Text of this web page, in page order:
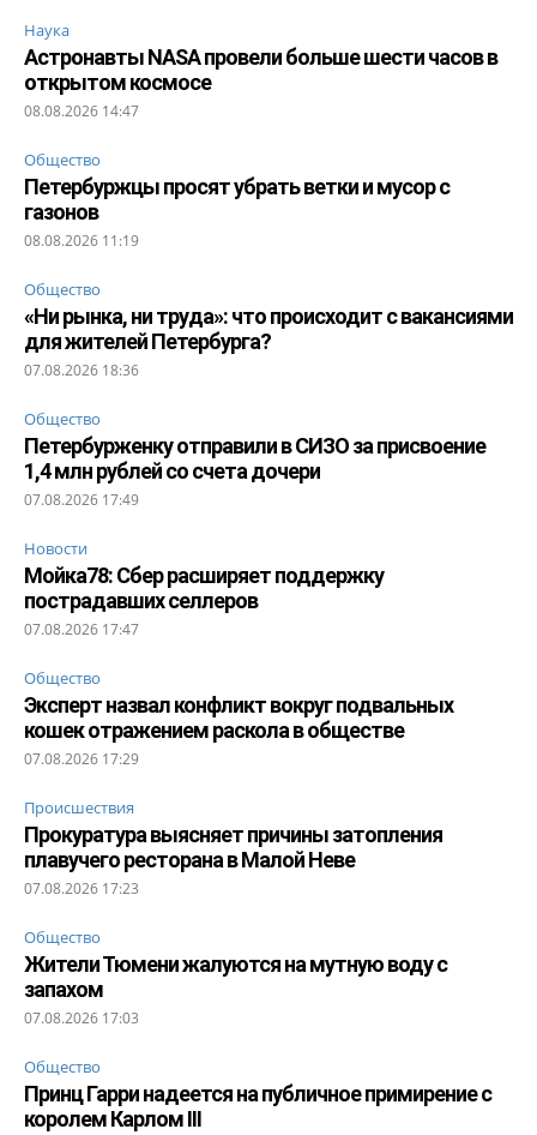
Наука
Астронавты NASA провели больше шести часов в
открытом космосе
08.08.2026 14:47
Общество
Петербуржцы просят убрать ветки и мусор с
газонов
08.08.2026 11:19
Общество
«Ни рынка, ни труда»: что происходит с вакансиями
для жителей Петербурга?
07.08.2026 18:36
Общество
Петербурженку отправили в СИЗО за присвоение
1,4 млн рублей со счета дочери
07.08.2026 17:49
Новости
Мойка78: Сбер расширяет поддержку
пострадавших селлеров
07.08.2026 17:47
Общество
Эксперт назвал конфликт вокруг подвальных
кошек отражением раскола в обществе
07.08.2026 17:29
Происшествия
Прокуратура выясняет причины затопления
плавучего ресторана в Малой Неве
07.08.2026 17:23
Общество
Жители Тюмени жалуются на мутную воду с
запахом
07.08.2026 17:03
Общество
Принц Гарри надеется на публичное примирение с
королем Карлом III